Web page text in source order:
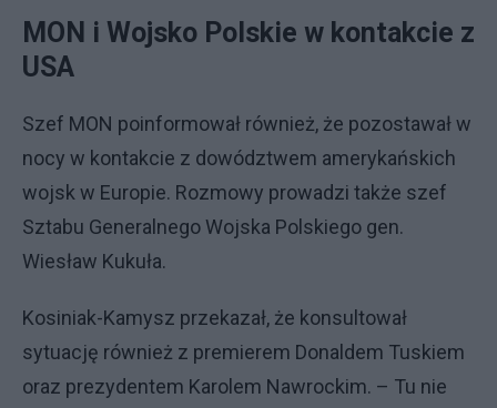
MON i Wojsko Polskie w kontakcie z
USA
Szef MON poinformował również, że pozostawał w
nocy w kontakcie z dowództwem amerykańskich
wojsk w Europie. Rozmowy prowadzi także szef
Sztabu Generalnego Wojska Polskiego gen.
Wiesław Kukuła.
Kosiniak-Kamysz przekazał, że konsultował
sytuację również z premierem Donaldem Tuskiem
oraz prezydentem Karolem Nawrockim. – Tu nie